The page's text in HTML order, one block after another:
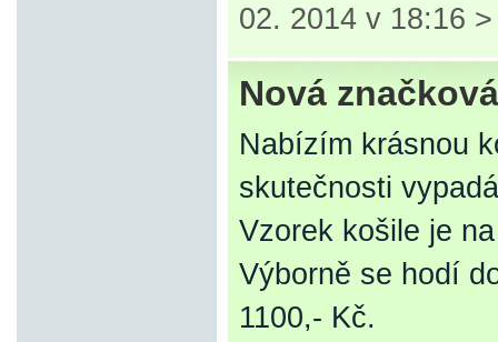
02. 2014 v 18:16
Nová
Nabízím krásnou
skutečnosti
Vzorek košile je
Výborně se hodí
1100,- Kč.